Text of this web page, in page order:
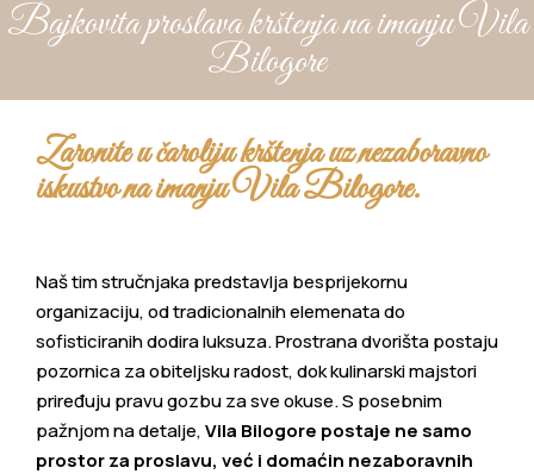
Bajkovita proslava krštenja na imanju Vila
Bilogore
Zaronite u čaroliju krštenja uz nezaboravno
iskustvo na imanju Vila Bilogore.
Naš tim stručnjaka predstavlja besprijekornu
organizaciju, od tradicionalnih elemenata do
sofisticiranih dodira luksuza. Prostrana dvorišta postaju
pozornica za obiteljsku radost, dok kulinarski majstori
priređuju pravu gozbu za sve okuse. S posebnim
pažnjom na detalje,Vila Bilogore postaje ne samo
prostor za proslavu, već i domaćin nezaboravnih